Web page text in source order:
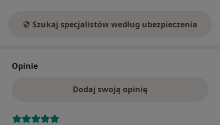
Szukaj specjalistów według ubezpieczenia
Opinie
Dodaj swoją opinię